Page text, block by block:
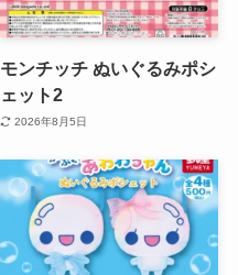
モンチッチ ぬいぐるみポシ
ェット2
2026年8月5日